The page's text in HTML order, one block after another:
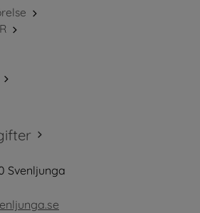
till annan webbplats, öppnas i nytt
Svenljunga